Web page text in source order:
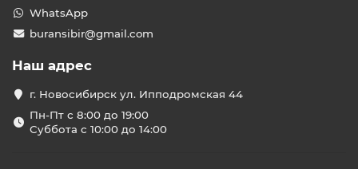
WhatsApp
buransibir@gmail.com
Наш адрес
г. Новосибирск ул. Ипподромская 44
Пн-Пт с 8:00 до 19:00
Суббота с 10:00 до 14:00